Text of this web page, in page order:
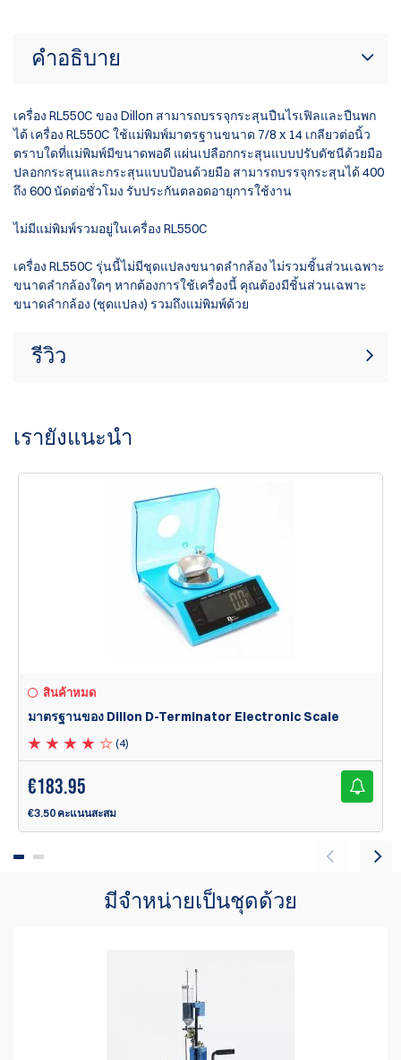
คำอธิบาย
เครื่อง RL550C ของ Dillon สามารถบรรจุกระสุนปืนไรเฟิลและปืนพก
ได้ เครื่อง RL550C ใช้แม่พิมพ์มาตรฐานขนาด 7/8 x 14 เกลียวต่อนิ้ว
ตราบใดที่แม่พิมพ์มีขนาดพอดี แผ่นเปลือกกระสุนแบบปรับดัชนีด้วยมือ
ปลอกกระสุนและกระสุนแบบป้อนด้วยมือ สามารถบรรจุกระสุนได้ 400
ถึง 600 นัดต่อชั่วโมง รับประกันตลอดอายุการใช้งาน
ไม่มีแม่พิมพ์รวมอยู่ในเครื่อง RL550C
เครื่อง RL550C รุ่นนี้ไม่มีชุดแปลงขนาดลำกล้อง ไม่รวมชิ้นส่วนเฉพาะ
ขนาดลำกล้องใดๆ หากต้องการใช้เครื่องนี้ คุณต้องมีชิ้นส่วนเฉพาะ
ขนาดลำกล้อง (ชุดแปลง) รวมถึงแม่พิมพ์ด้วย
รีวิว
เขียนรีวิว
เรายังแนะนำ
สินค้าหมด
มาตรฐานของ Dillon D-Terminator Electronic Scale
(4)
€183.95
€3.50 คะแนนสะสม
มีจำหน่ายเป็นชุดด้วย